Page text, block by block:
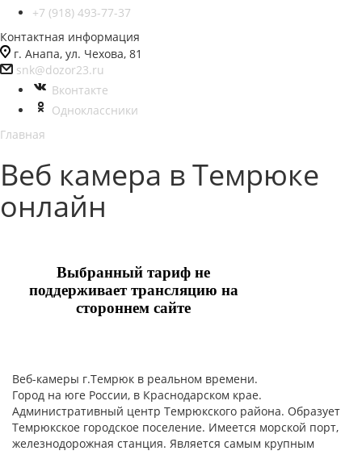
+7 (918) 493-77-37
Контактная информация
г. Анапа, ул. Чехова, 81
snk@dozor23.ru
Вконтакте
Одноклассники
Главная
Веб камера в Темрюке
онлайн
Веб-камеры г.Темрюк в реальном времени.
Город на юге России, в Краснодарском крае.
Административный центр Темрюкского района. Образует
Темрюкское городское поселение. Имеется морской порт,
железнодорожная станция. Является самым крупным